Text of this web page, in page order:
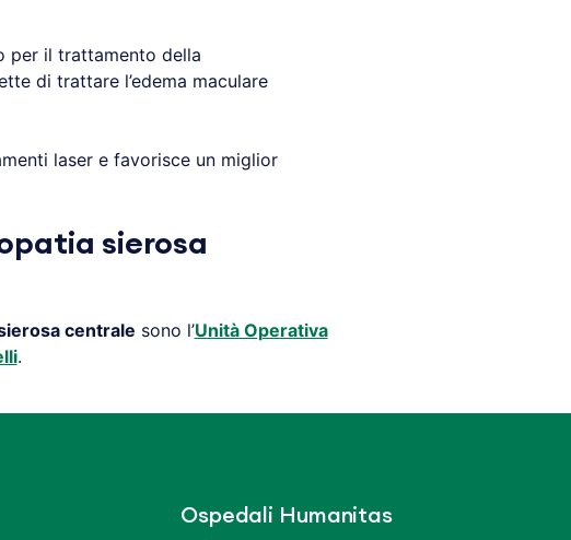
per il trattamento della
di trattare l’edema maculare
laser e favorisce un miglior
sierosa
centrale sono l’Unità Operativa
.
Ospedali Humanitas